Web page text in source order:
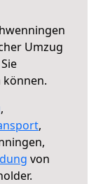
Umzug
,
,
von